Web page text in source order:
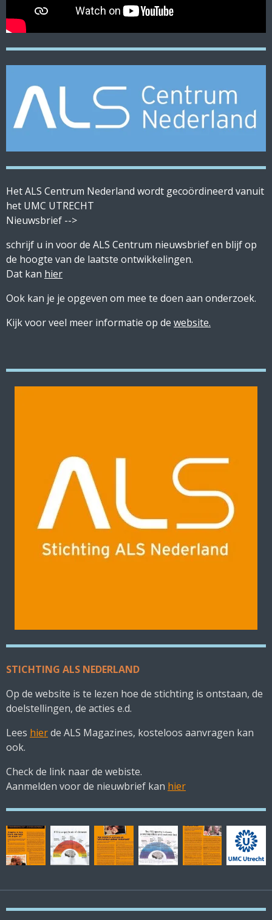
Het ALS Centrum Nederland wordt gecoördineerd vanuit
het UMC UTRECHT
Nieuwsbrief -->
schrijf u in voor de ALS Centrum nieuwsbrief en blijf op
de hoogte van de laatste ontwikkelingen.
Dat kan hier
Ook kan je je opgeven om mee te doen aan onderzoek.
Kijk voor veel meer informatie op de website.
STICHTING ALS NEDERLAND
Op de website is te lezen hoe de stichting is ontstaan, de
doelstellingen, de acties e.d.
Lees hierde ALS Magazines, kosteloos aanvragen kan
ook.
Check de link naar de webiste.
Aanmelden voor de nieuwbrief kan hier